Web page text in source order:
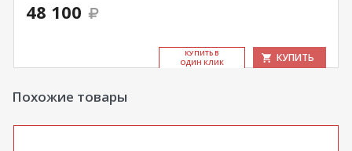
48 100
КУ­ПИТЬ В
ОДИН КЛИК
КУПИТЬ
Похожие товары